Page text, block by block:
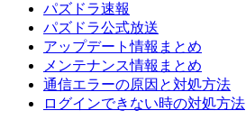
パズドラ速報
パズドラ公式放送
アップデート情報まとめ
メンテナンス情報まとめ
通信エラーの原因と対処方法
ログインできない時の対処方法